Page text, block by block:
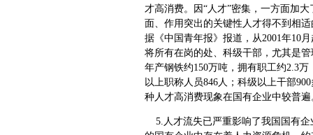
才高消费。因“人才”密集，一方面加
面、作用突出的关键性人才得不到相
据《中国青年报》报道，从2001年10
将所有在岗的处、科级干部，尤其是
年产钢铁约150万吨，拥有职工约2.3
以上职称人员846人；科级以上干部
种人才高消费现象在国有企业中较普遍
5.人才流失已严重影响了我国国有企